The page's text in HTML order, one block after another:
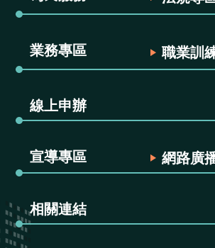
業務專區 職業訓
線上申辦
宣導專區 網路廣
相關連結